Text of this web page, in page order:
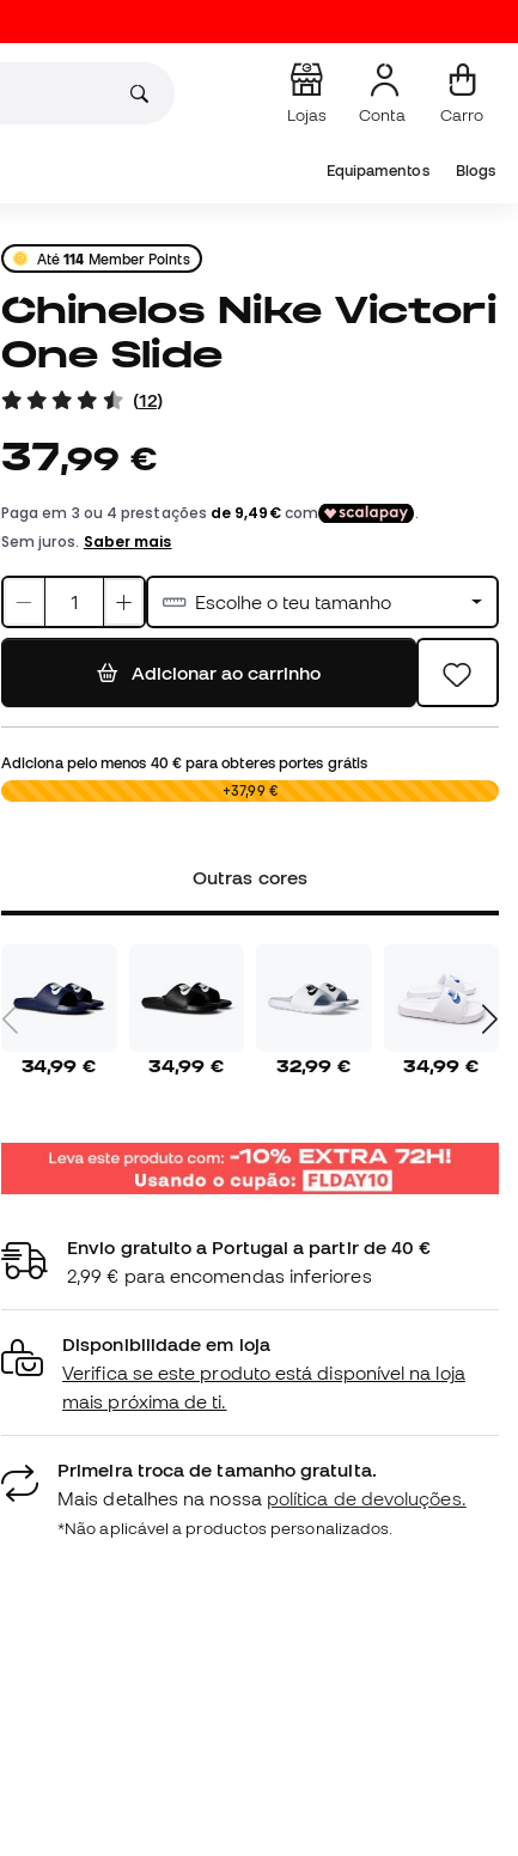
Lojas Conta Carro
Equipamentos Blogs
Até114 Member Points
Chinelos Nike Victori
One Slide
(12)
37,99 €
Escolhe o teu tamanho
Adicionar ao carrinho
Adiciona pelo menos 40 €para obteres portes grátis
0,00 € +37,99 €
Outras cores
34,99 € 34,99 € 32,99 € 34,99 €
Envio gratuito a Portugal a partir de 40 €
2,99 € para encomendas inferiores
Disponibilidade em loja
Verifica se este produto está disponível na loja
mais próxima de ti.
Primeira troca de tamanho gratuita.
Mais detalhes na nossa política de devoluções.
*Não aplicável a productos personalizados.